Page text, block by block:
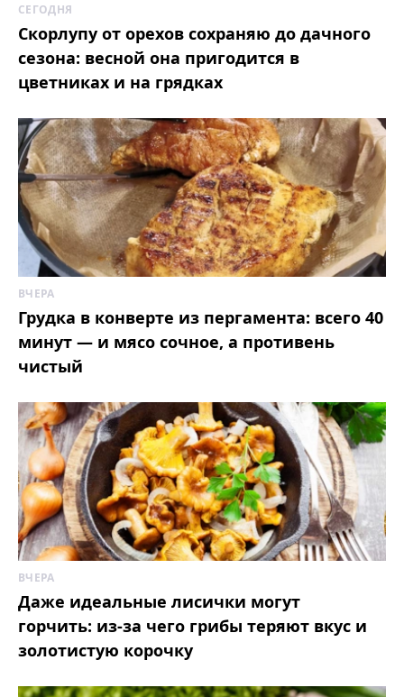
СЕГОДНЯ
Скорлупу от орехов сохраняю до дачного
сезона: весной она пригодится в
цветниках и на грядках
ВЧЕРА
Грудка в конверте из пергамента: всего 40
минут — и мясо сочное, а противень
чистый
ВЧЕРА
Даже идеальные лисички могут
горчить: из-за чего грибы теряют вкус и
золотистую корочку